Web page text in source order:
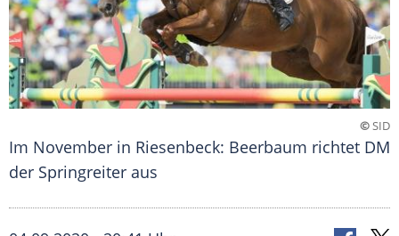
©SID
Im November in Riesenbeck: Beerbaum richtet DM
der Springreiter aus